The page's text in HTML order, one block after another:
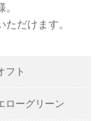
だけます。
フト
ローグリーン